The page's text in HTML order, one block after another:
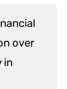
over
in